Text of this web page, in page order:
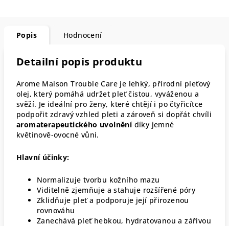
Popis Hodnocení
Detailní popis produktu
Arome Maison Trouble Care je lehký, přírodní pleťový
olej, který pomáhá udržet pleť čistou, vyváženou a
svěží. Je ideální pro ženy, které chtějí i po čtyřicítce
podpořit zdravý vzhled pleti a zároveň si dopřát chvíli
aromaterapeutického uvolněnídíky jemné
květinově-ovocné vůni.
Hlavní účinky:
Normalizuje tvorbu kožního mazu
Viditelně zjemňuje a stahuje rozšířené póry
Zklidňuje pleť a podporuje její přirozenou
rovnováhu
Zanechává pleť hebkou, hydratovanou a zářivou